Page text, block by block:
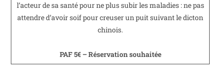
l’acteur de sa santé pour ne plus subir les maladies : ne pas
attendre d’avoir soif pour creuser un puit suivant le dicton
chinois.
PAF 5€ – Réservation souhaitée